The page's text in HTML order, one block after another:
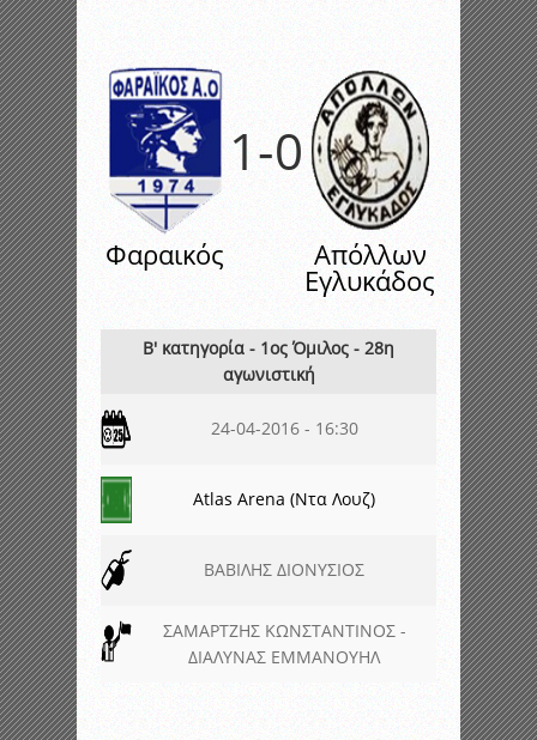
1-0
Φαραικός Απόλλων
Εγλυκάδος
Β' κατηγορία - 1ος Όμιλος - 28η
αγωνιστική
24-04-2016 - 16:30
Atlas Arena (Ντα Λουζ)
ΒΑΒΙΛΗΣ ΔΙΟΝΥΣΙΟΣ
ΣΑΜΑΡΤΖΗΣ ΚΩΝΣΤΑΝΤΙΝΟΣ -
ΔΙΑΛΥΝΑΣ ΕΜΜΑΝΟΥΗΛ